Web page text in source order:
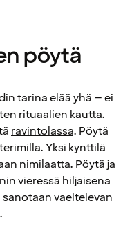
pöytä
tarina elää yhä – ei
rituaalien kautta.
ravintolassa. Pöytä
Yksi kynttilä
nimilaatta. Pöytä ja
vieressä hiljaisena
vaeltelevan